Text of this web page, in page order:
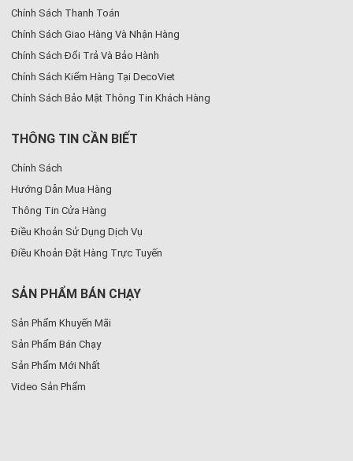
Chính Sách Thanh Toán
Chính Sách Giao Hàng Và Nhận Hàng
Chính Sách Đổi Trả Và Bảo Hành
Chính Sách Kiểm Hàng Tại DecoViet
Chính Sách Bảo Mật Thông Tin Khách Hàng
THÔNG TIN CẦN BIẾT
Chính Sách
Hướng Dẫn Mua Hàng
Thông Tin Cửa Hàng
Điều Khoản Sử Dụng Dịch Vụ
Điều Khoản Đặt Hàng Trực Tuyến
SẢN PHẨM BÁN CHẠY
Sản Phẩm Khuyến Mãi
Sản Phẩm Bán Chạy
Sản Phẩm Mới Nhất
Video Sản Phẩm